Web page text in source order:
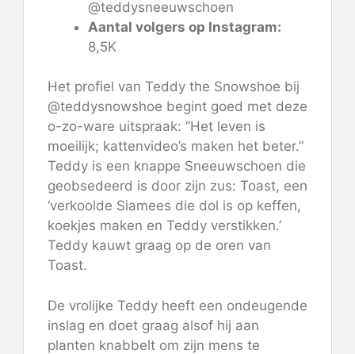
@teddysneeuwschoen
Aantal volgers op Instagram:
8,5K
Het profiel van Teddy the Snowshoe bij
@teddysnowshoe begint goed met deze
o-zo-ware uitspraak: “Het leven is
moeilijk; kattenvideo’s maken het beter.”
Teddy is een knappe Sneeuwschoen die
geobsedeerd is door zijn zus: Toast, een
‘verkoolde Siamees die dol is op keffen,
koekjes maken en Teddy verstikken.’
Teddy kauwt graag op de oren van
Toast.
De vrolijke Teddy heeft een ondeugende
inslag en doet graag alsof hij aan
planten knabbelt om zijn mens te